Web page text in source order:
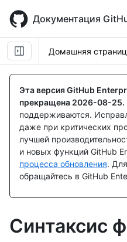
main
content
Документация
Домашняя
Эта версия GitHub
прекращена 2026-08-25.
поддерживаются.
даже при критических
лучшей
и новых функций GitHub
процесса обновления.
обращайтесь в GitHub
Синтаксис